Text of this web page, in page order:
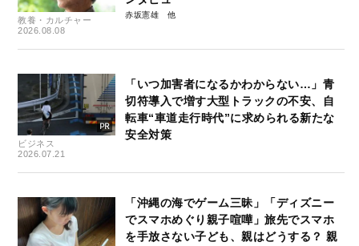
教養・カルチャー
2026.08.08
赤坂憲雄
ビジネス
2026.07.21
「いつ加害者になるかわからない…」青
切符導入で増す大型トラックの不安、自
転車“車道走行時代”に求められる新たな
安全対策
「沖縄の海でゲーム三昧」「ディズニー
でスマホめぐり親子喧嘩」旅先でスマホ
を手放さない子ども、親はどうする？ 親